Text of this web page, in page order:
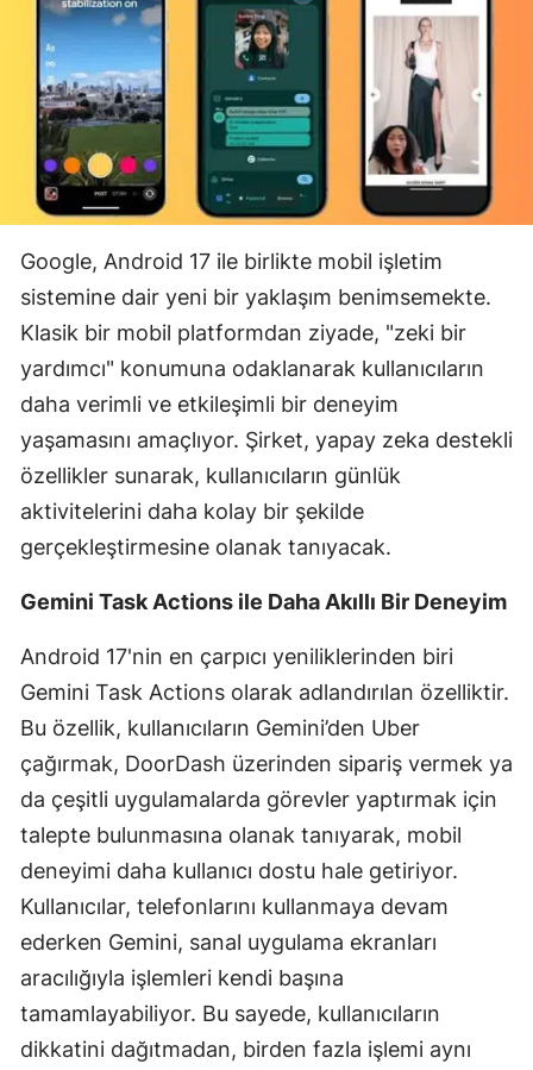
Çankırı
Çorum
Denizli
Diyarbakır
Edirne
Elazığ
Erzurum
Eskişehir
Gaziantep
Giresun
Gümüşhane
Hakkari
Hatay
Isparta
Mersin
İstanbul
İzmir
Kars
Kastamonu
Kırklareli
Google, Android 17 ile birlikte mobil işletim
sistemine dair yeni bir yaklaşım benimsemekte.
Klasik bir mobil platformdan ziyade, "zeki bir
yardımcı" konumuna odaklanarak kullanıcıların
daha verimli ve etkileşimli bir deneyim
yaşamasını amaçlıyor. Şirket, yapay zeka destekli
özellikler sunarak, kullanıcıların günlük
aktivitelerini daha kolay bir şekilde
gerçekleştirmesine olanak tanıyacak.
Gemini Task Actions ile Daha Akıllı Bir Deneyim
Android 17'nin en çarpıcı yeniliklerinden biri
Gemini Task Actions olarak adlandırılan özelliktir.
Bu özellik, kullanıcıların Gemini’den Uber
çağırmak, DoorDash üzerinden sipariş vermek ya
da çeşitli uygulamalarda görevler yaptırmak için
talepte bulunmasına olanak tanıyarak, mobil
deneyimi daha kullanıcı dostu hale getiriyor.
Kullanıcılar, telefonlarını kullanmaya devam
ederken Gemini, sanal uygulama ekranları
aracılığıyla işlemleri kendi başına
tamamlayabiliyor. Bu sayede, kullanıcıların
dikkatini dağıtmadan, birden fazla işlemi aynı